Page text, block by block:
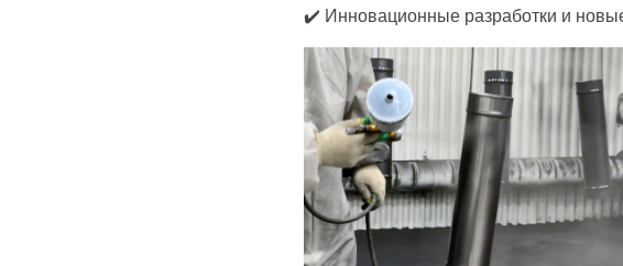
✔️ Инновационные разработки и